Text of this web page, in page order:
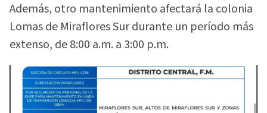
Además, otro mantenimiento afectará la colonia
Lomas de Miraflores Sur durante un período más
extenso, de 8:00 a.m. a 3:00 p.m.